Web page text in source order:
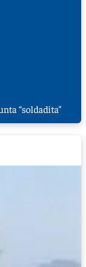
“soldadita”